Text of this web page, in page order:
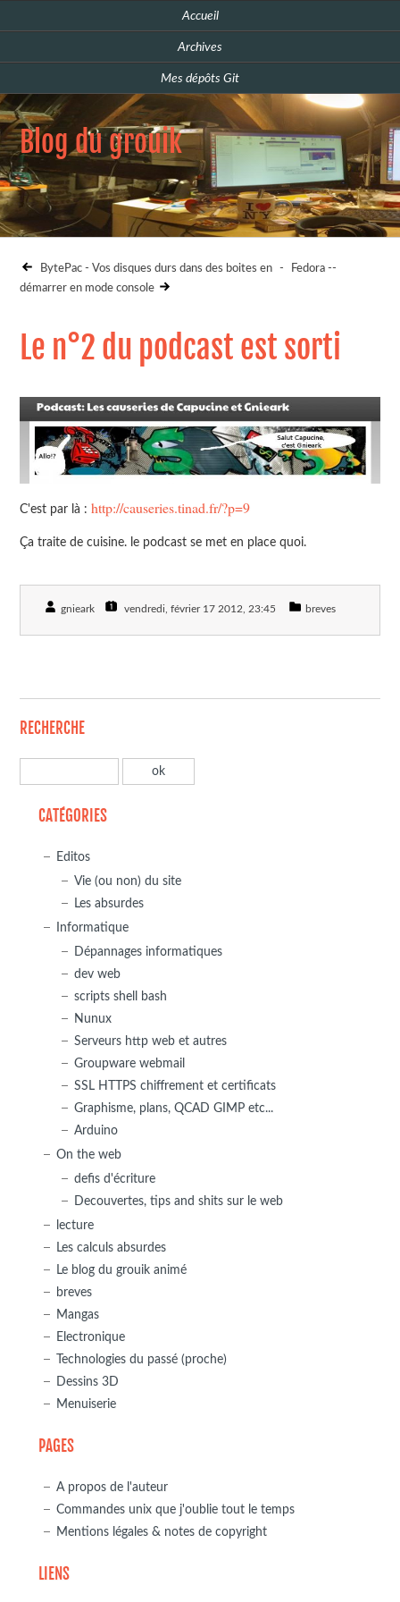
Accueil
Archives
Mes dépôts Git
Blog du grouik
BytePac - Vos disques durs dans des boites en -
Fedora --
démarrer en mode console
Le n°2 du podcast est sorti
C'est par là :http://causeries.tinad.fr/?p=9
Ça traite de cuisine. le podcast se met en place quoi.
gnieark vendredi, février 17 2012, 23:45 breves
RECHERCHE
CATÉGORIES
Editos
Vie (ou non) du site
Les absurdes
Informatique
Dépannages informatiques
dev web
scripts shell bash
Nunux
Serveurs http web et autres
Groupware webmail
SSL HTTPS chiffrement et certificats
Graphisme, plans, QCAD GIMP etc...
Arduino
On the web
defis d'écriture
Decouvertes, tips and shits sur le web
lecture
Les calculs absurdes
Le blog du grouik animé
breves
Mangas
Electronique
Technologies du passé (proche)
Dessins 3D
Menuiserie
PAGES
A propos de l'auteur
Commandes unix que j'oublie tout le temps
Mentions légales & notes de copyright
LIENS